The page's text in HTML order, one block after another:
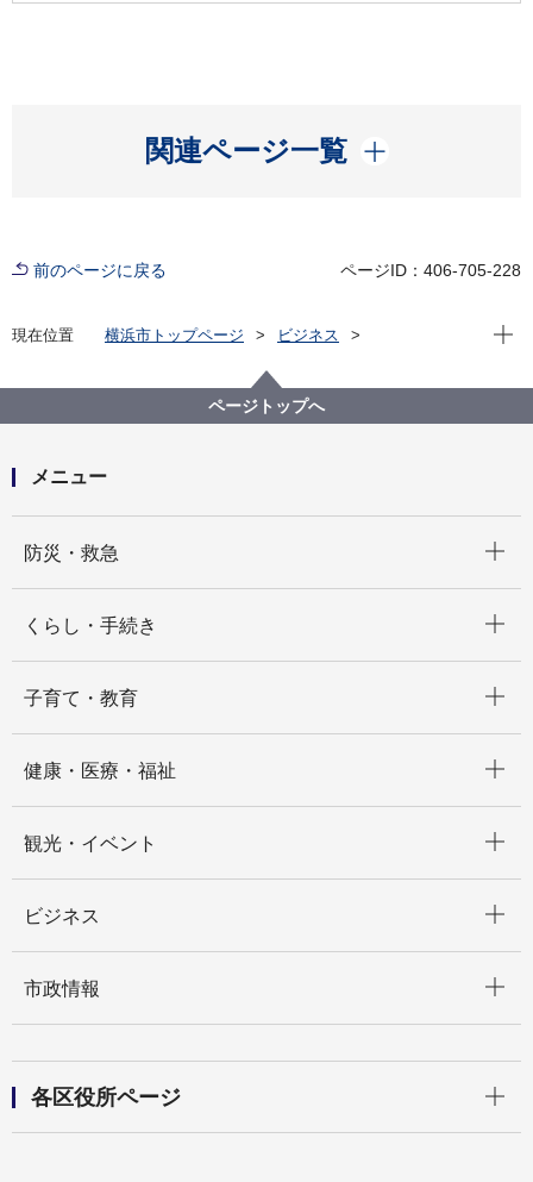
関連ページ一覧
開く
前のページに戻る ページID：406-705-228
現在位置 横浜市トップページ
ビジネス
事業者指定・委託等の手続き
介護予防・日常生活支援総合事業（総合事業）関連
総合事業指定各種手続き
現在
ページトップへ
メニュー
防災・救急
くらし・手続き
子育て・教育
健康・医療・福祉
観光・イベント
ビジネス
市政情報
各区役所ページ